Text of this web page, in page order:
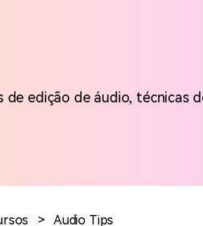
de edição de áudio, técnicas
> Audio Tips